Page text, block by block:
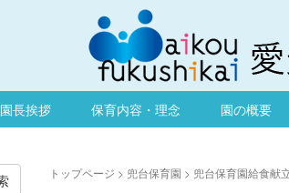
園長挨拶 保育内容・理念 園の概要
トップページ > 兜台保育園 > 兜台保育園給食献